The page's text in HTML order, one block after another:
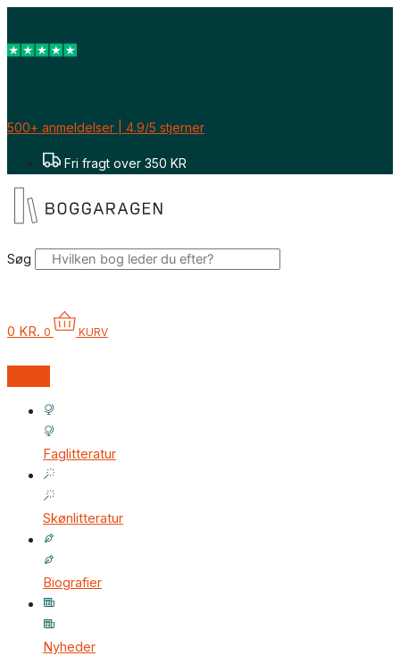
Gå
indholdet
500+ anmeldelser | 4.9/5 stjerner
Fri fragt over 350 KR
Søg
0 KR. 0 KURV
Faglitteratur
Skønlitteratur
Biografier
Nyheder